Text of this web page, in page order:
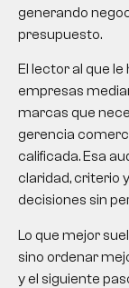
generando
presupuesto.
El lector al que
empresas
marcas que
gerencia
calificada. Esa
claridad, criterio
decisiones sin
Lo que mejor
sino ordenar
y el siguiente